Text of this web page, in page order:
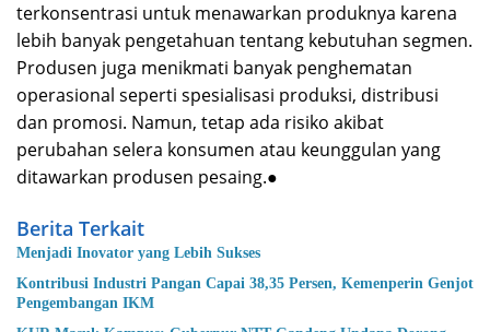
terkonsentrasi untuk menawarkan produknya karena
lebih banyak pengetahuan tentang kebutuhan segmen.
Produsen juga menikmati banyak penghematan
operasional seperti spesialisasi produksi, distribusi
dan promosi. Namun, tetap ada risiko akibat
perubahan selera konsumen atau keunggulan yang
ditawarkan produsen pesaing.●
Berita Terkait
Menjadi Inovator yang Lebih Sukses
Kontribusi Industri Pangan Capai 38,35 Persen, Kemenperin Genjot
Pengembangan IKM